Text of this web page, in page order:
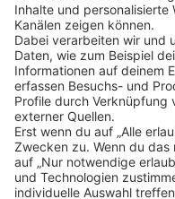
SOCIAL
NEWSLETTER
BESUCHEN SIE UNS